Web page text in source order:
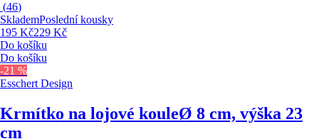
(46)
SklademPoslední kousky
195 Kč229 Kč
Do košíku
Do košíku
-21 %
Esschert Design
Krmítko na lojové kouleØ 8 cm, výška 23
cm